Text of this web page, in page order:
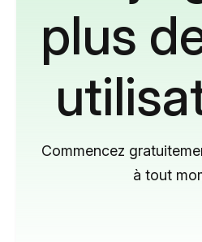
plus
Commencez
à tout